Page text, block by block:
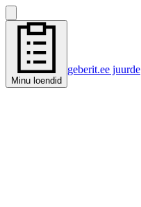
Minu loendid
geberit.ee juurde